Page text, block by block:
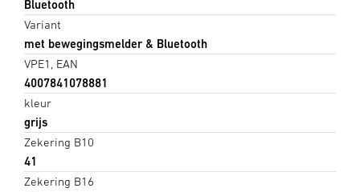
Bluetooth
Variant
met bewegingsmelder & Bluetooth
VPE1, EAN
4007841078881
kleur
grijs
Zekering B10
41
Zekering B16